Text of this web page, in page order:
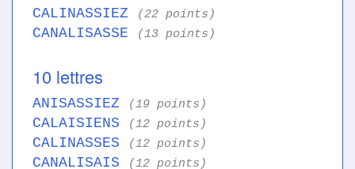
CALINASSIEZ (22 points)
CANALISASSE (13 points)
10 lettres
ANISASSIEZ (19 points)
CALAISIENS (12 points)
CALINASSES (12 points)
CANALISAIS (12 points)